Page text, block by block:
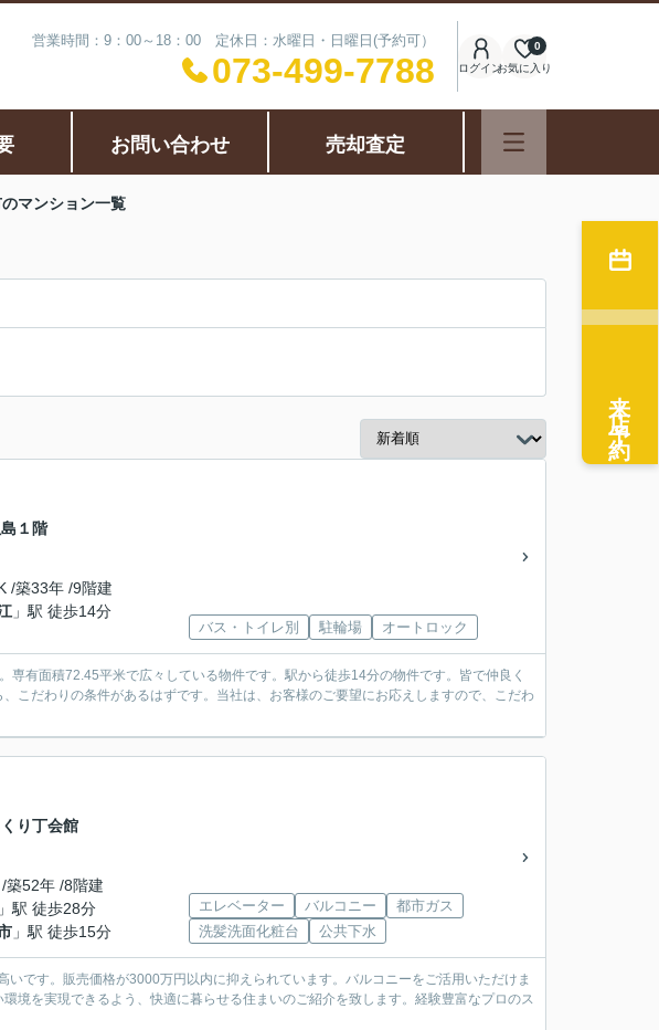
営業時間：9：00～18：00 定休日：水曜日・日曜日(予約可）
073-499-7788 ログインお気に入り
0
お問い合わせ 売却査定
マンション一覧
１階
/築33年 /9階建
」駅 徒歩14分
バス・トイレ別 駐輪場 オートロック
有面積72.45平米で広々している物件です。駅から徒歩14分の物件です。皆で仲良く
こだわりの条件があるはずです。当社は、お客様のご要望にお応えしますので、こだわ
り丁会館
築52年 /8階建
」駅 徒歩28分
」駅 徒歩15分
エレベーター バルコニー
都市ガス
洗髪洗面化粧台
公共下水
です。販売価格が3000万円以内に抑えられています。バルコニーをご活用いただけま
境を実現できるよう、快適に暮らせる住まいのご紹介を致します。経験豊富なプロのス
来店予約